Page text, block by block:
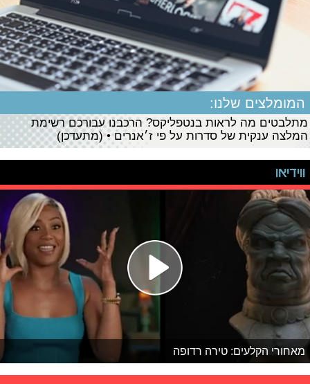
המומלצים שלנו:
מתלבטים מה לראות בנטפליקס? הרכבנו עבורכם רשימת
המלצה ענקית של סדרות על פי ז׳אנרים • (מתעדכן)
ווידיאו
מאחורי הקלעים: טירה רדופה